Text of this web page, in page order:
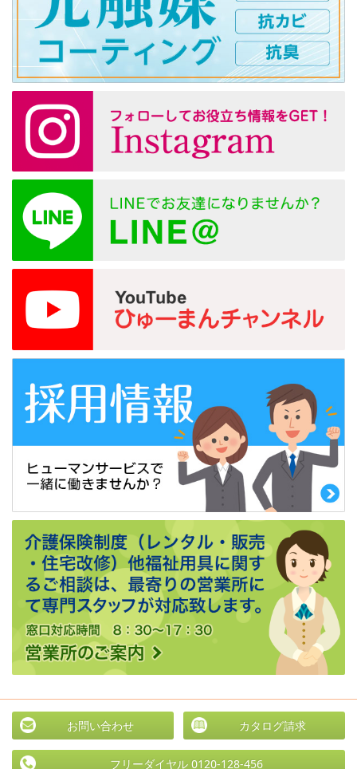
お問い合わせ カタログ請求
フリーダイヤル 0120-128-456